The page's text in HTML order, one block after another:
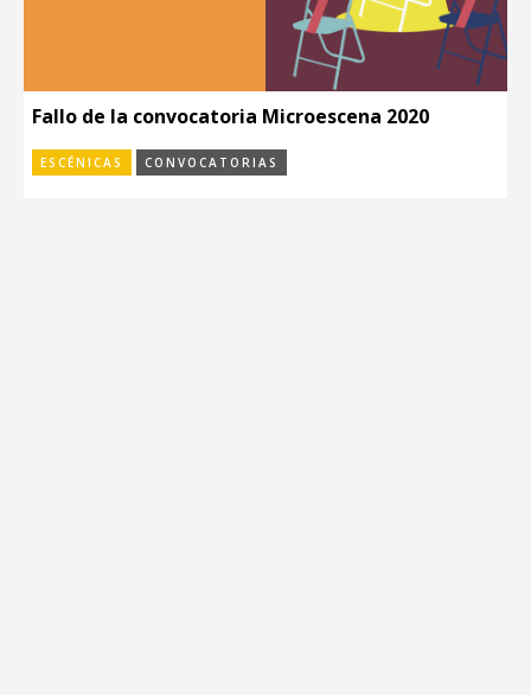
Fallo de la convocatoria Microescena 2020
ESCÉNICAS CONVOCATORIAS